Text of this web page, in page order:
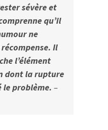
sévère et
qu’il
ne
Il
l’élément
dont la rupture
le problème. –